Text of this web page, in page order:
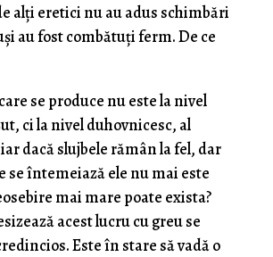
alți eretici nu au adus schimbări
au fost combătuți ferm. De ce
se produce nu este la nivel
ci la nivel duhovnicesc, al
dacă slujbele rămân la fel, dar
se întemeiază ele nu mai este
mai mare poate exista?
acest lucru cu greu se
Este în stare să vadă o